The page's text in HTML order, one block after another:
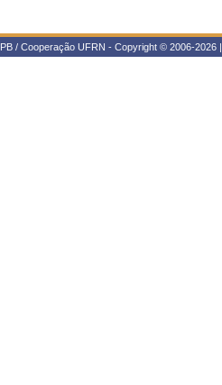
/ Cooperação UFRN - Copyright © 2006-